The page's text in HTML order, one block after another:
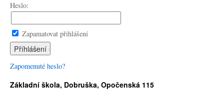
Heslo:
Zapamatovat přihlášení
Zapomenuté heslo?
Základní škola, Dobruška, Opočenská 115